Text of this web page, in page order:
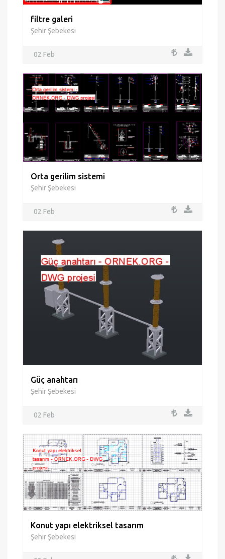
filtre galeri
Şehir Şebekesi
02 Feb
Orta gerilim sistemi
Şehir Şebekesi
02 Feb
Güç anahtarı
Şehir Şebekesi
02 Feb
Konut yapı elektriksel tasarım
Şehir Şebekesi